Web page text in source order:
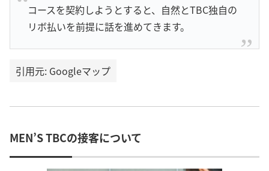
コースを契約しようとすると、自然とTBC独自の
リボ払いを前提に話を進めてきます。
引用元: Googleマップ
MEN’S TBCの接客について